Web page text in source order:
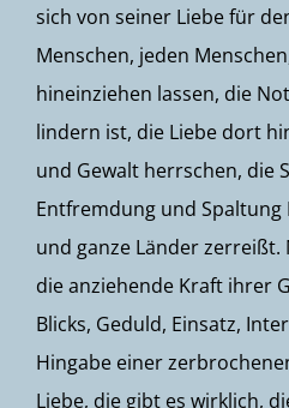
sich von seiner Liebe für
Menschen, jeden
hineinziehen lassen, die
lindern ist, die Liebe dort
und Gewalt herrschen, die
Entfremdung und Spaltung
und ganze Länder zerreißt.
die anziehende Kraft ihrer
Blicks, Geduld, Einsatz,
Hingabe einer
Liebe, die gibt es wirklich,